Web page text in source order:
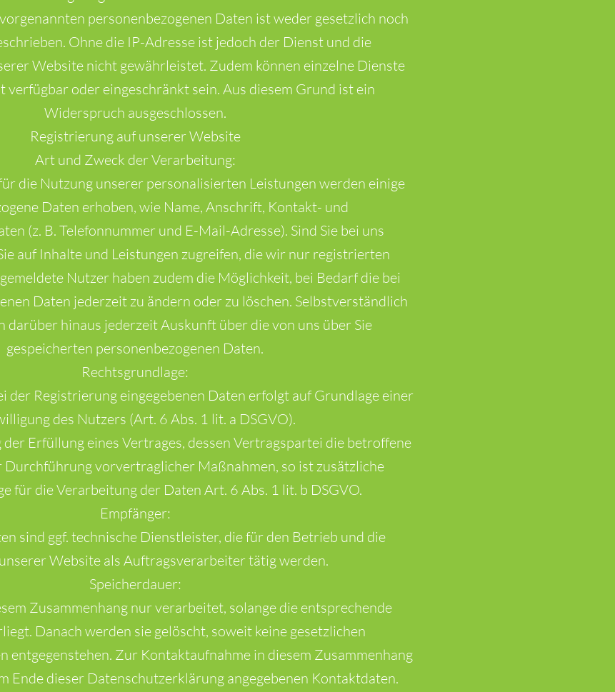
personenbezogenen Daten ist weder gesetzlich noch
Ohne die IP-Adresse ist jedoch der Dienst und die
Website nicht gewährleistet. Zudem können einzelne Dienste
verfügbar oder eingeschränkt sein. Aus diesem Grund ist ein
Widerspruch ausgeschlossen.
Registrierung auf unserer Website
Art und Zweck der Verarbeitung:
die Nutzung unserer personalisierten Leistungen werden einige
Daten erhoben, wie Name, Anschrift, Kontakt- und
(z. B. Telefonnummer und E-Mail-Adresse). Sind Sie bei uns
auf Inhalte und Leistungen zugreifen, die wir nur registrierten
Nutzer haben zudem die Möglichkeit, bei Bedarf die bei
Daten jederzeit zu ändern oder zu löschen. Selbstverständlich
darüber hinaus jederzeit Auskunft über die von uns über Sie
gespeicherten personenbezogenen Daten.
Rechtsgrundlage:
der Registrierung eingegebenen Daten erfolgt auf Grundlage einer
des Nutzers (Art. 6 Abs. 1 lit. a DSGVO).
Erfüllung eines Vertrages, dessen Vertragspartei die betroffene
Durchführung vorvertraglicher Maßnahmen, so ist zusätzliche
für die Verarbeitung der Daten Art. 6 Abs. 1 lit. b DSGVO.
Empfänger:
sind ggf. technische Dienstleister, die für den Betrieb und die
Website als Auftragsverarbeiter tätig werden.
Speicherdauer:
Zusammenhang nur verarbeitet, solange die entsprechende
Danach werden sie gelöscht, soweit keine gesetzlichen
entgegenstehen. Zur Kontaktaufnahme in diesem Zusammenhang
Ende dieser Datenschutzerklärung angegebenen Kontaktdaten.